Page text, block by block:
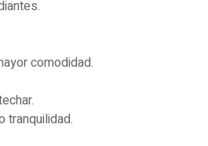
comodidad.
tranquilidad.